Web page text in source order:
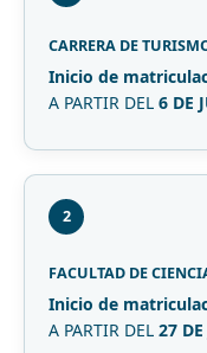
CARRERA DE
Inicio de
A PARTIR DEL 6 DE
2
FACULTAD DE
Inicio de
A PARTIR DEL 27